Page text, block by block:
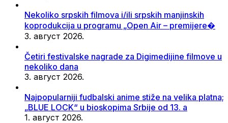
Nekoliko srpskih filmova i/ili srpskih manjinskih
koprodukcija u programu „Open Air – premijere�
3. август 2026.
Četiri festivalske nagrade za Digimedijine filmove u
nekoliko dana
3. август 2026.
Najpopularniji fudbalski anime stiže na velika platna;
„BLUE LOCK“ u bioskopima Srbije od 13. a
1. август 2026.